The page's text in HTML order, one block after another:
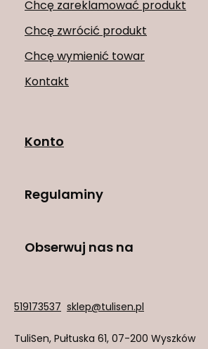
Chcę zareklamować produkt
Chcę zwrócić produkt
Chcę wymienić towar
Kontakt
Konto
Regulaminy
Obserwuj nas na
519173537 sklep@tulisen.pl
TuliSen, Pułtuska 61, 07-200 Wyszków